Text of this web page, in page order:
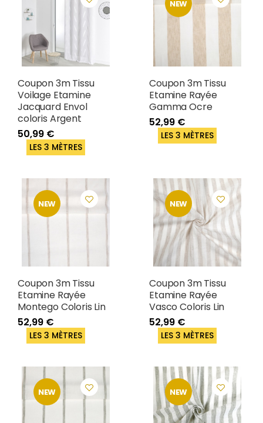
Coupon 3m Tissu
Voilage Etamine
Jacquard Envol
coloris Argent
50,99 €
LES 3 MÈTRES
NEW
Coupon 3m Tissu
Etamine Rayée
Gamma Ocre
52,99 €
LES 3 MÈTRES
NEW
Coupon 3m Tissu
Etamine Rayée
Montego Coloris Lin
52,99 €
LES 3 MÈTRES
NEW
Coupon 3m Tissu
Etamine Rayée
Vasco Coloris Lin
52,99 €
LES 3 MÈTRES
NEW NEW